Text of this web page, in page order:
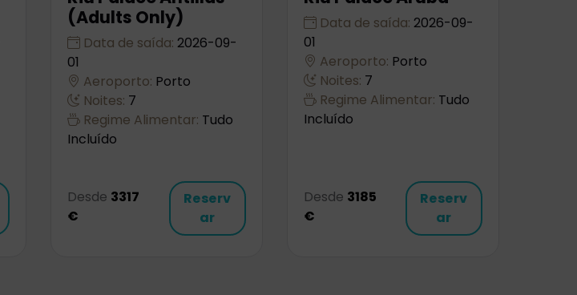
(Adults Only)
Data de saída: 2026-09-
01
Aeroporto: Porto
Noites: 7
Regime Alimentar: Tudo
Incluído
Desde 3317
€
Reserv
ar
Data de saída: 2026-09-
01
Aeroporto: Porto
Noites: 7
Regime Alimentar: Tudo
Incluído
Desde 3185
€
Reserv
ar